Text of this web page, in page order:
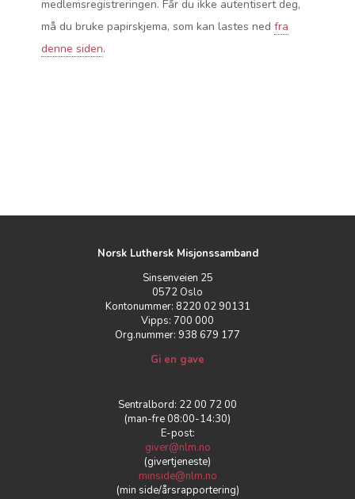
medlemsregistreringen. Får du ikke autentisert deg,
må du bruke papirskjema, som kan lastes ned fra
denne siden.
Norsk Luthersk Misjonssamband
Sinsenveien 25
0572 Oslo
Kontonummer: 8220 02 90131
Vipps: 700 000
Org.nummer: 938 679 177
Gi en gave
Sentralbord: 22 00 72 00
(man-fre 08:00-14:30)
E-post:
giver@nlm.no
(givertjeneste)
minside@nlm.no
(min side/årsrapportering)